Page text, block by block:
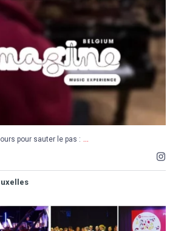
5
pour sauter le pas : ...